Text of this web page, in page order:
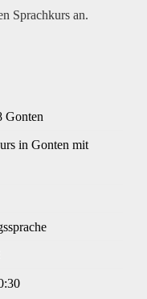
Sprachkurs an.
Gonten
in Gonten mit